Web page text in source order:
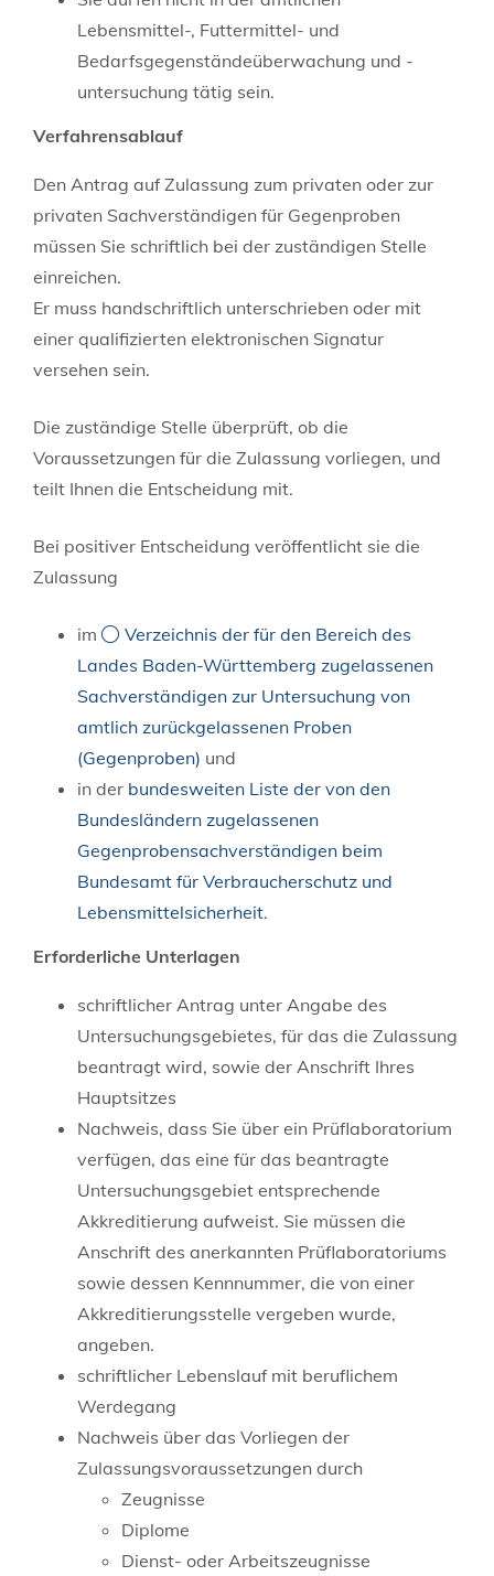
Lebensmittel-, Futtermittel- und
Bedarfsgegenständeüberwachung und -
untersuchung tätig sein.
Verfahrensablauf
Den Antrag auf Zulassung zum privaten oder zur
privaten Sachverständigen für Gegenproben
müssen Sie schriftlich bei der zuständigen Stelle
einreichen.
Er muss handschriftlich unterschrieben oder mit
einer qualifizierten elektronischen Signatur
versehen sein.
Die zuständige Stelle überprüft, ob die
Voraussetzungen für die Zulassung vorliegen, und
teilt Ihnen die Entscheidung mit.
Bei positiver Entscheidung veröffentlicht sie die
Zulassung
im
Verzeichnis der für den Bereich des
Landes Baden-Württemberg zugelassenen
Sachverständigen zur Untersuchung von
amtlich zurückgelassenen Proben
(Gegenproben) und
in der bundesweiten Liste der von den
Bundesländern zugelassenen
Gegenprobensachverständigen beim
Bundesamt für Verbraucherschutz und
Lebensmittelsicherheit.
Erforderliche Unterlagen
schriftlicher Antrag unter Angabe des
Untersuchungsgebietes, für das die Zulassung
beantragt wird, sowie der Anschrift Ihres
Hauptsitzes
Nachweis, dass Sie über ein Prüflaboratorium
verfügen, das eine für das beantragte
Untersuchungsgebiet entsprechende
Akkreditierung aufweist. Sie müssen die
Anschrift des anerkannten Prüflaboratoriums
sowie dessen Kennnummer, die von einer
Akkreditierungsstelle vergeben wurde,
angeben.
schriftlicher Lebenslauf mit beruflichem
Werdegang
Nachweis über das Vorliegen der
Zulassungsvoraussetzungen durch
Zeugnisse
Diplome
Dienst- oder Arbeitszeugnisse